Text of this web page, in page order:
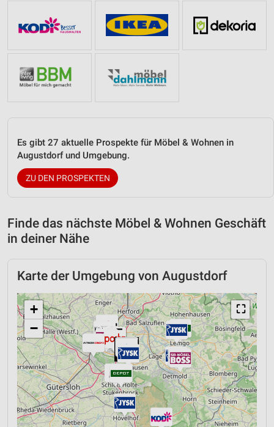
Es gibt 27 aktuelle Prospekte für Möbel & Wohnen in
Augustdorf und Umgebung.
ZU DEN PROSPEKTEN
Finde das nächste Möbel & Wohnen Geschäft
in deiner Nähe
Karte der Umgebung von Augustdorf
⛶
+
−